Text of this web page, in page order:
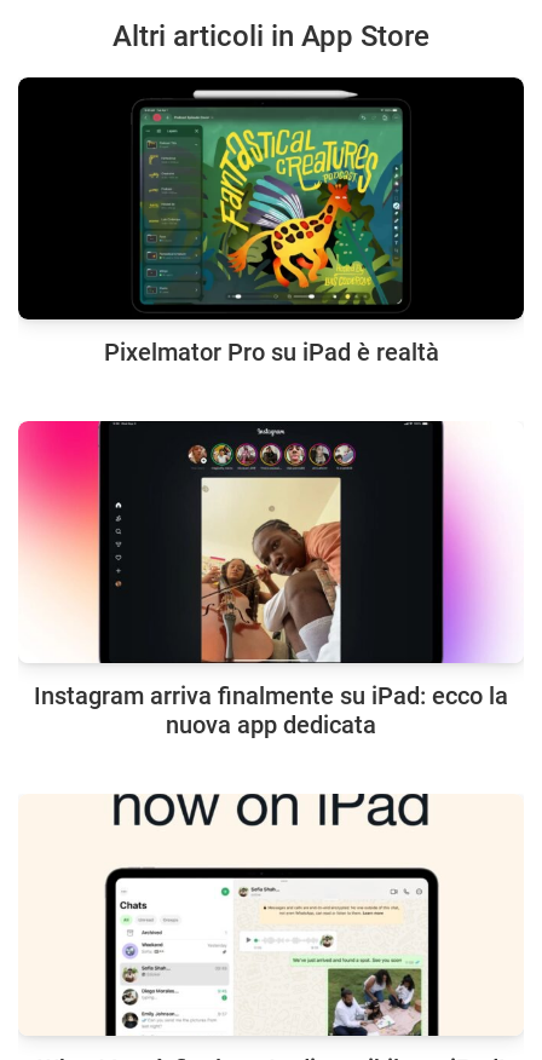
Altri articoli in App Store
Pixelmator Pro su iPad è realtà
Instagram arriva finalmente su iPad: ecco la
nuova app dedicata